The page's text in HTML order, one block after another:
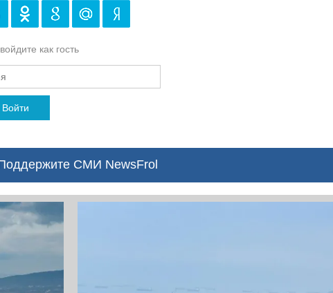
как гость
Войти
СМИ NewsFrol